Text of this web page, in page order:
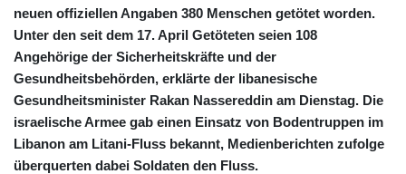
CVE 95.703894
CZK 20.982104
DOP 58.250393
DZD 132.93304
EGP 49.555853
ERN 15
neuen offiziellen Angaben 380 Menschen getötet worden.
Unter den seit dem 17. April Getöteten seien 108
Angehörige der Sicherheitskräfte und der
Gesundheitsbehörden, erklärte der libanesische
Gesundheitsminister Rakan Nassereddin am Dienstag. Die
israelische Armee gab einen Einsatz von Bodentruppen im
Libanon am Litani-Fluss bekannt, Medienberichten zufolge
überquerten dabei Soldaten den Fluss.